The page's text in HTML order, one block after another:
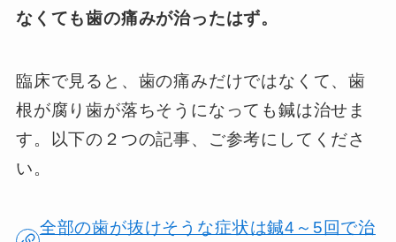
なくても歯の痛みが治ったはず。
臨床で見ると、歯の痛みだけではなくて、歯
根が腐り歯が落ちそうになっても鍼は治せま
す。以下の２つの記事、ご参考にしてくださ
い。
全部の歯が抜けそうな症状は鍼4～5回で治